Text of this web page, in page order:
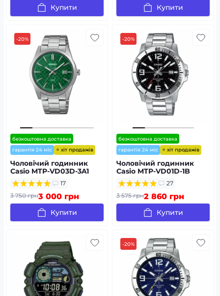
Купити Купити
-20%
безкоштовна доставка
гарантія 24 міс
⭐ хіт продажів
Чоловічий годинник
Casio MTP-VD03D-3A1
17
3 750 грн3 000 грн
Купити
-20%
безкоштовна доставка
гарантія 24 міс
⭐ хіт продажів
Чоловічий годинник
Casio MTP-VD01D-1B
27
3 575 грн2 860 грн
Купити
-20%